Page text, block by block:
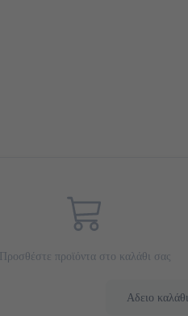
Προσθέστε προϊόντα στο καλάθι σας
Αδειο καλάθι